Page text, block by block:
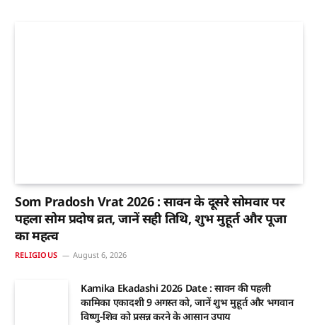
Som Pradosh Vrat 2026 : सावन के दूसरे सोमवार पर
पहला सोम प्रदोष व्रत, जानें सही तिथि, शुभ मुहूर्त और पूजा
का महत्व
RELIGIOUS August 6, 2026
Kamika Ekadashi 2026 Date : सावन की पहली
कामिका एकादशी 9 अगस्त को, जानें शुभ मुहूर्त और भगवान
विष्णु-शिव को प्रसन्न करने के आसान उपाय